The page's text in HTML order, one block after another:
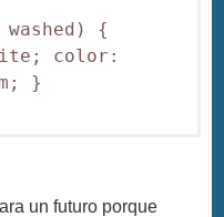
{
color:
}
un futuro porque